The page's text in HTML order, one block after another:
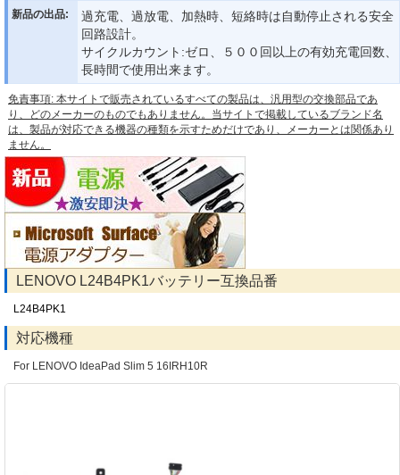
新品の出品:
過充電、過放電、加熱時、短絡時は自動停止される安全
回路設計。
サイクルカウント:ゼロ、５００回以上の有効充電回数、
長時間で使用出来ます。
免責事項: 本サイトで販売されているすべての製品は、汎用型の交換部品であ
り、どのメーカーのものでもありません。当サイトで掲載しているブランド名
は、製品が対応できる機器の種類を示すためだけであり、メーカーとは関係あり
ません。
LENOVO L24B4PK1バッテリー互換品番
L24B4PK1
対応機種
For LENOVO IdeaPad Slim 5 16IRH10R